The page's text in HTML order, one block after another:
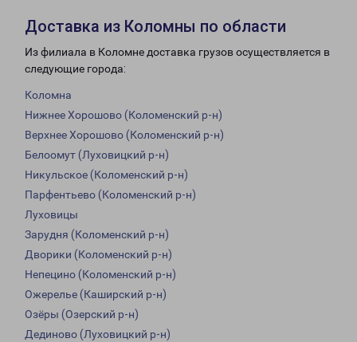
Доставка из Коломны по области
Из филиала в Коломне доставка грузов осуществляется в
следующие города:
Коломна
Нижнее Хорошово (Коломенский р-н)
Верхнее Хорошово (Коломенский р-н)
Белоомут (Луховицкий р-н)
Никульское (Коломенский р-н)
Парфентьево (Коломенский р-н)
Луховицы
Зарудня (Коломенский р-н)
Дворики (Коломенский р-н)
Непецино (Коломенский р-н)
Ожерелье (Каширский р-н)
Озёры (Озерский р-н)
Дединово (Луховицкий р-н)